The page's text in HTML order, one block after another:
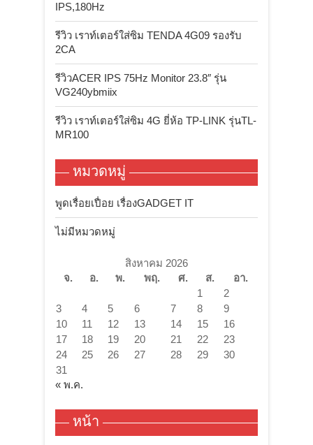
IPS,180Hz
รีวิว เราท์เตอร์ใส่ซิม TENDA 4G09 รองรับ
2CA
รีวิวACER IPS 75Hz Monitor 23.8″ รุ่น
VG240ybmiix
รีวิว เราท์เตอร์ใส่ซิม 4G ยี่ห้อ TP-LINK รุ่นTL-
MR100
หมวดหมู่
พูดเรื่อยเปื่อย เรื่องGADGET IT
ไม่มีหมวดหมู่
สิงหาคม 2026
จ.
อ. พ. พฤ. ศ. ส.
อา.
1
2
3
4 5 6 7 8
9
10
11 12 13 14 15
16
17
18 19 20 21 22
23
24
25 26 27 28 29
30
31
« พ.ค.
หน้า